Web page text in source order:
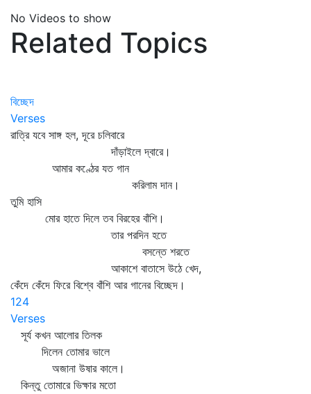
No Videos to show
Related Topics
বিচ্ছেদ
Verses
রাত্রি যবে সাঙ্গ হল, দূরে চলিবারে
দাঁড়াইলে দ্বারে।
আমার কণ্ঠের যত গান
করিলাম দান।
তুমি হাসি
মোর হাতে দিলে তব বিরহের বাঁশি।
তার পরদিন হতে
বসন্তে শরতে
আকাশে বাতাসে উঠে খেদ,
কেঁদে কেঁদে ফিরে বিশ্বে বাঁশি আর গানের বিচ্ছেদ।
124
Verses
সূর্য কখন আলোর তিলক
দিলেন তোমার ভালে
অজানা উষার কালে।
কিন্তু তোমারে ভিক্ষার মতো